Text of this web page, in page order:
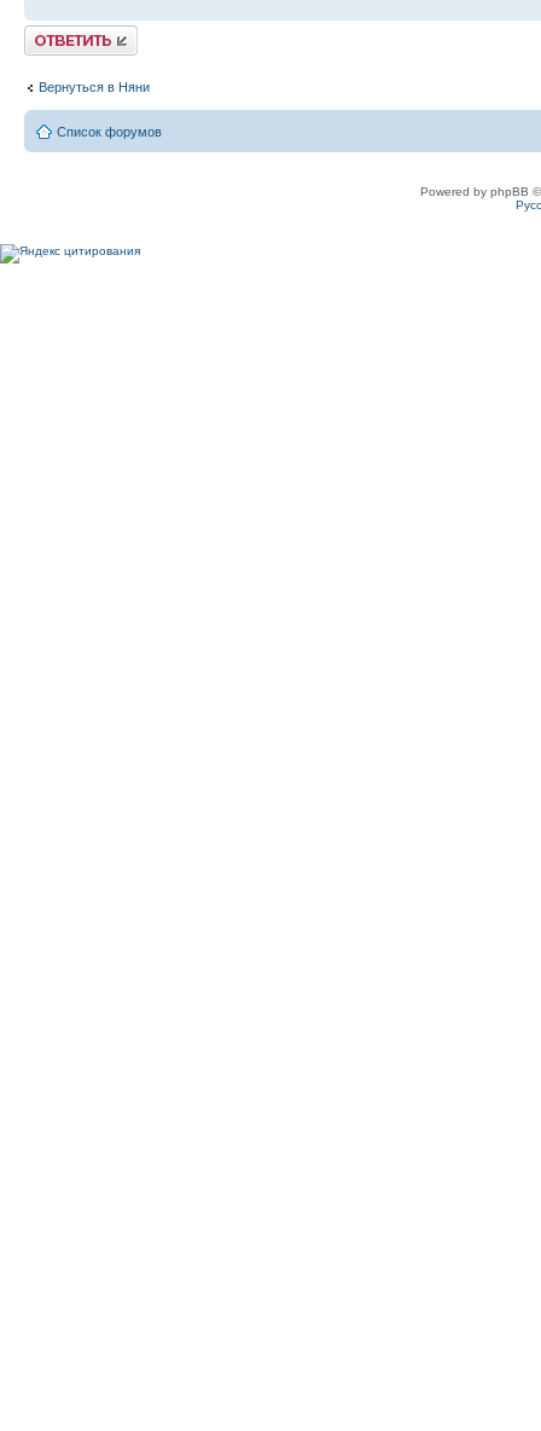
Ответить
Вернуться в Няни
Список форумов
Powered by phpBB